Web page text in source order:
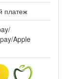
платеж
Apple